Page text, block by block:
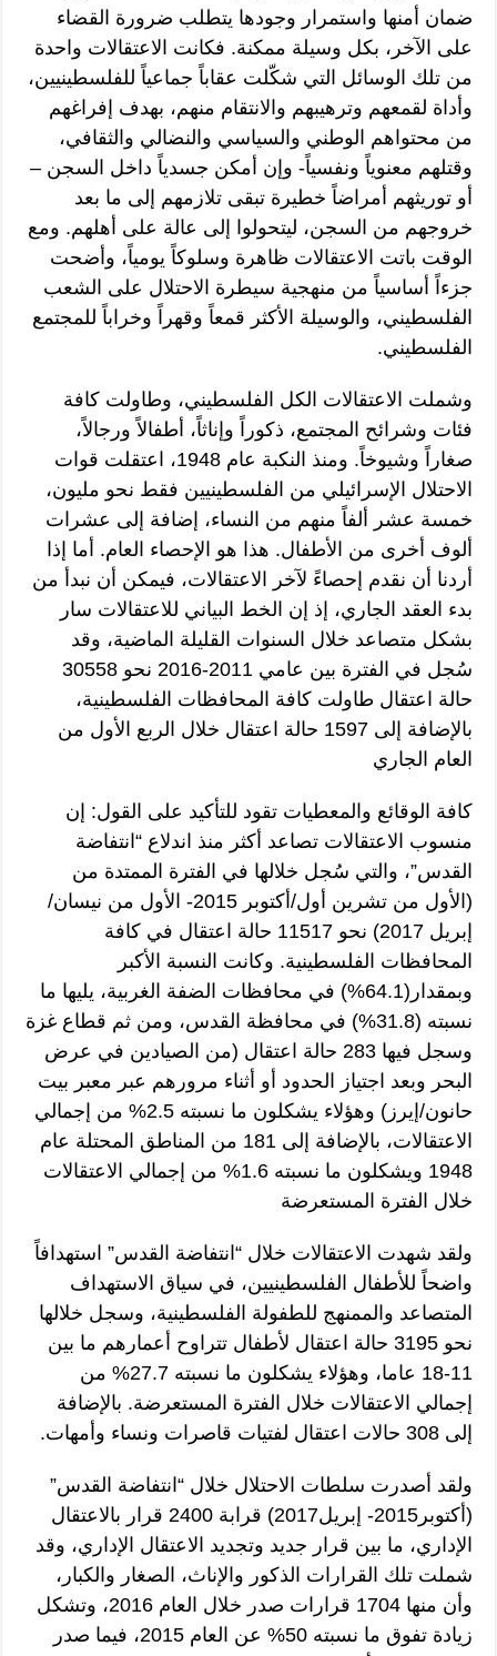
ضمان أمنها واستمرار وجودها يتطلب ضرورة القضاء
على الآخر، بكل وسيلة ممكنة. فكانت الاعتقالات واحدة
من تلك الوسائل التي شكّلت عقاباً جماعياً للفلسطينيين،
وأداة لقمعهم وترهيبهم والانتقام منهم، بهدف إفراغهم
من محتواهم الوطني والسياسي والنضالي والثقافي،
وقتلهم معنوياً ونفسياً- وإن أمكن جسدياً داخل السجن –
أو توريثهم أمراضاً خطيرة تبقى تلازمهم إلى ما بعد
خروجهم من السجن، ليتحولوا إلى عالة على أهلهم. ومع
الوقت باتت الاعتقالات ظاهرة وسلوكاً يومياً، وأضحت
جزءاً أساسياً من منهجية سيطرة الاحتلال على الشعب
الفلسطيني، والوسيلة الأكثر قمعاً وقهراً وخراباً للمجتمع
الفلسطيني.
وشملت الاعتقالات الكل الفلسطيني، وطاولت كافة
فئات وشرائح المجتمع، ذكوراً وإناثاً، أطفالاً ورجالاً،
صغاراً وشيوخاً. ومنذ النكبة عام 1948، اعتقلت قوات
الاحتلال الإسرائيلي من الفلسطينيين فقط نحو مليون،
خمسة عشر ألفاً منهم من النساء، إضافة إلى عشرات
ألوف أخرى من الأطفال. هذا هو الإحصاء العام. أما إذا
أردنا أن نقدم إحصاءً لآخر الاعتقالات، فيمكن أن نبدأ من
بدء العقد الجاري، إذ إن الخط البياني للاعتقالات سار
بشكل متصاعد خلال السنوات القليلة الماضية، وقد
سُجل في الفترة بين عامي 2011-2016 نحو 30558
حالة اعتقال طاولت كافة المحافظات الفلسطينية،
بالإضافة إلى 1597 حالة اعتقال خلال الربع الأول من
العام الجاري
كافة الوقائع والمعطيات تقود للتأكيد على القول: إن
منسوب الاعتقالات تصاعد أكثر منذ اندلاع “انتفاضة
القدس”، والتي سُجل خلالها في الفترة الممتدة من
(الأول من تشرين أول/أكتوبر 2015- الأول من نيسان/
إبريل 2017) نحو 11517 حالة اعتقال في كافة
المحافظات الفلسطينية. وكانت النسبة الأكبر
وبمقدار(64.1%) في محافظات الضفة الغربية، يليها ما
نسبته (31.8%) في محافظة القدس، ومن ثم قطاع غزة
وسجل فيها 283 حالة اعتقال (من الصيادين في عرض
البحر وبعد اجتياز الحدود أو أثناء مرورهم عبر معبر بيت
حانون/إيرز) وهؤلاء يشكلون ما نسبته 2.5% من إجمالي
الاعتقالات، بالإضافة إلى 181 من المناطق المحتلة عام
1948 ويشكلون ما نسبته 1.6% من إجمالي الاعتقالات
خلال الفترة المستعرضة
ولقد شهدت الاعتقالات خلال “انتفاضة القدس” استهدافاً
واضحاً للأطفال الفلسطينيين، في سياق الاستهداف
المتصاعد والممنهج للطفولة الفلسطينية، وسجل خلالها
نحو 3195 حالة اعتقال لأطفال تتراوح أعمارهم ما بين
11-18 عاما، وهؤلاء يشكلون ما نسبته 27.7% من
إجمالي الاعتقالات خلال الفترة المستعرضة. بالإضافة
إلى 308 حالات اعتقال لفتيات قاصرات ونساء وأمهات.
ولقد أصدرت سلطات الاحتلال خلال “انتفاضة القدس”
(أكتوبر2015- إبريل2017) قرابة 2400 قرار بالاعتقال
الإداري، ما بين قرار جديد وتجديد الاعتقال الإداري، وقد
شملت تلك القرارات الذكور والإناث، الصغار والكبار،
وأن منها 1704 قرارات صدر خلال العام 2016، وتشكل
زيادة تفوق ما نسبته 50% عن العام 2015، فيما صدر